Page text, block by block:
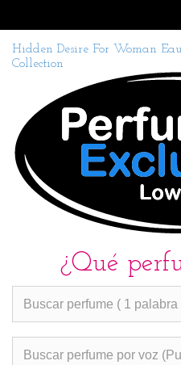
Hidden Desire For Woman
Collection
¿Qué